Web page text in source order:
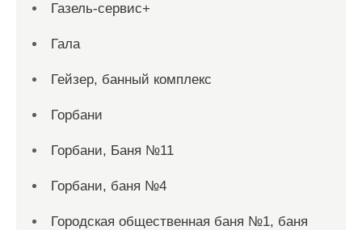
Газель-сервис+
Гала
Гейзер, банный комплекс
Горбани
Горбани, Баня №11
Горбани, баня №4
Городская общественная баня №1, баня